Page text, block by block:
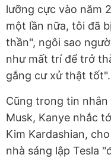
lưỡng cực vào năm
một lần nữa, tôi đã
thần", ngôi sao
như mất trí để trở
gắng cư xử thật tốt".
Cũng trong tin nhắn
Musk, Kanye nhắc
Kim Kardashian,
nhà sáng lập Tesla